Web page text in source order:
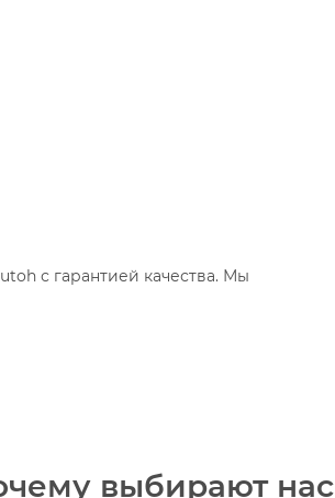
с гарантией качества. Мы
выбирают нас